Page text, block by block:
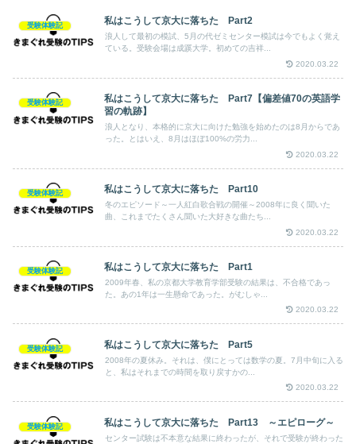
受験体験記 私はこうして京大に落ちた Part2
浪人して最初の模試、5月の代ゼミセンター模試は今でもよく覚え
ている。受験会場は成蹊大学。初めての吉祥...
2020.03.22
受験体験記
私はこうして京大に落ちた Part7【偏差値70の英語学
習の軌跡】
浪人となり、本格的に京大に向けた勉強を始めたのは8月からであ
った。とはいえ、8月はほぼ100%の労力...
2020.03.22
受験体験記 私はこうして京大に落ちた Part10
冬のエピソード～一人紅白歌合戦の開催～2008年に良く聞いた
曲、これまでたくさん聞いた大好きな曲たち...
2020.03.22
受験体験記 私はこうして京大に落ちた Part1
2009年春、私の京都大学教育学部受験の結果は、不合格であっ
た。あの1年は一生懸命であった。がむしゃ...
2020.03.22
受験体験記 私はこうして京大に落ちた Part5
2008年の夏休み。それは、僕にとっては数学の夏。7月中旬に入る
と、私はそれまでの時間を取り戻すかの...
2020.03.22
受験体験記 私はこうして京大に落ちた Part13 ～エピローグ～
センター試験は不本意な結果に終わったが、それで受験が終わった